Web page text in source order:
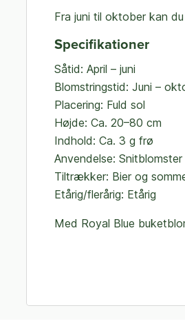
Fra juni til oktober kan
Specifikationer
Såtid: April – juni
Blomstringstid: Juni –
Placering: Fuld sol
Højde: Ca. 20–80 cm
Indhold: Ca. 3 g frø
Anvendelse:
Tiltrækker: Bier og
Etårig/flerårig: Etårig
Med Royal Blue